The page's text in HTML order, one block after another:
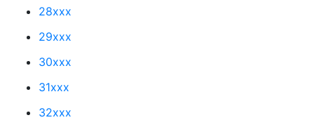
28xxx
29xxx
30xxx
31xxx
32xxx